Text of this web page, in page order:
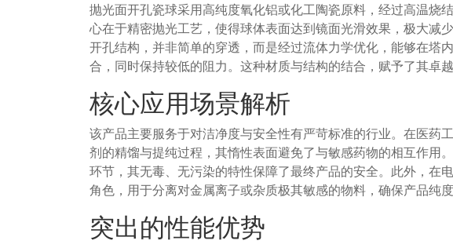
抛光面开孔瓷球采用高纯度氧化铝或化工陶瓷原料，经过高温烧
心在于精密抛光工艺，使得球体表面达到镜面光滑效果，极大减
开孔结构，并非简单的穿透，而是经过流体力学优化，能够在塔
合，同时保持较低的阻力。这种材质与结构的结合，赋予了其卓
核心应用场景解析
该产品主要服务于对洁净度与安全性有严苛标准的行业。在医药
剂的精馏与提纯过程，其惰性表面避免了与敏感药物的相互作用
环节，其无毒、无污染的特性保障了最终产品的安全。此外，在
角色，用于分离对金属离子或杂质极其敏感的物料，确保产品纯
突出的性能优势